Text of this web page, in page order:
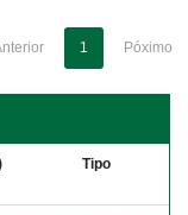
1 Póximo
Tipo